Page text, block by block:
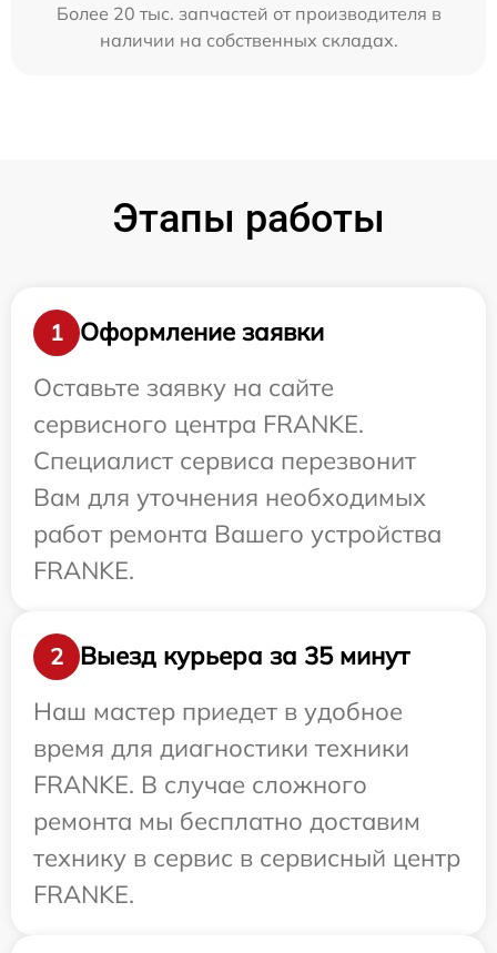
Более 20 тыс. запчастей от производителя в
наличии на собственных складах.
Этапы работы
1
Оформление заявки
Оставьте заявку на сайте
сервисного центра FRANKE.
Специалист сервиса перезвонит
Вам для уточнения необходимых
работ ремонта Вашего устройства
FRANKE.
2
Выезд курьера за 35 минут
Наш мастер приедет в удобное
время для диагностики техники
FRANKE. В случае сложного
ремонта мы бесплатно доставим
технику в сервис в сервисный центр
FRANKE.